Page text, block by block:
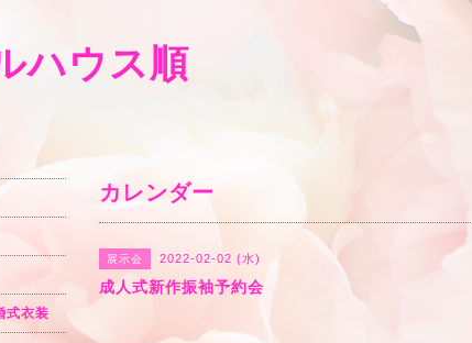
ハウス順
カレンダー
展示会 2022-02-02 (水)
成人式新作振袖予約会
式衣装